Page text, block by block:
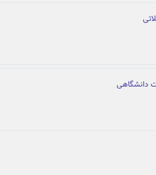
دانشگاهی